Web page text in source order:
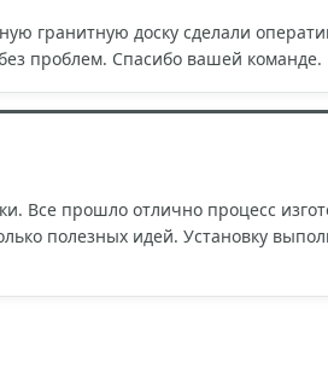
гранитную доску сделали
проблем. Спасибо вашей команде.
Все прошло отлично процесс
полезных идей. Установку